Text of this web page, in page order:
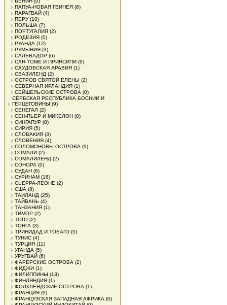
ПАПУА-НОВАЯ ГВИНЕЯ (6)
ПАРАГВАЙ (4)
ПЕРУ(10)
ПОЛЬША (7)
ПОРТУГАЛИЯ (2)
РОДЕЗИЯ (0)
РУАНДА (12)
РУМЫНИЯ (3)
САЛЬВАДОР (6)
САН-ТОМЕ И ПРИНСИПИ (9)
САУДОВСКАЯ АРАВИЯ (1)
СВАЗИЛЕНД (2)
ОСТРОВ СВЯТОЙ ЕЛЕНЫ (2)
СЕВЕРНАЯ ИРЛАНДИЯ (1)
СЕЙШЕЛЬСКИЕ ОСТРОВА (0)
СЕРБСКАЯ РЕСПУБЛИКА БОСНИИ И
ГЕРЦЕГОВИНЫ (9)
СЕНЕГАЛ (2)
СЕН-ПЬЕР И МИКЕЛОН (0)
СИНГАПУР (8)
СИРИЯ (5)
СЛОВАКИЯ (3)
СЛОВЕНИЯ (4)
СОЛОМОНОВЫ ОСТРОВА (9)
СОМАЛИ (2)
СОМАЛИЛЕНД (2)
СОНОРА (0)
СУДАН (6)
СУРИНАМ (18)
СЬЕРРА-ЛЕОНЕ (2)
США (8)
ТАИЛАНД (25)
ТАЙВАНЬ (4)
ТАНЗАНИЯ (1)
ТИМОР (2)
ТОГО (2)
ТОНГА (3)
ТРИНИДАД И ТОБАГО (5)
ТУНИС (4)
ТУРЦИЯ (11)
УГАНДА (5)
УРУГВАЙ (6)
ФАРЕРСКИЕ ОСТРОВА (2)
ФИДЖИ (1)
ФИЛИППИНЫ (13)
ФИНЛЯНДИЯ (1)
ФОЛКЛЕНДСКИЕ ОСТРОВА (1)
ФРАНЦИЯ (9)
ФРАНЦУЗСКАЯ ЗАПАДНАЯ АФРИКА (0)